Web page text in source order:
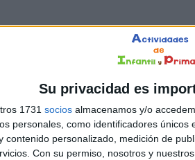
Su privacidad es
1731 socios almacenamos y/o
personales, como identificadores
contenido personalizado, medición de
Con su permiso, nosotros y